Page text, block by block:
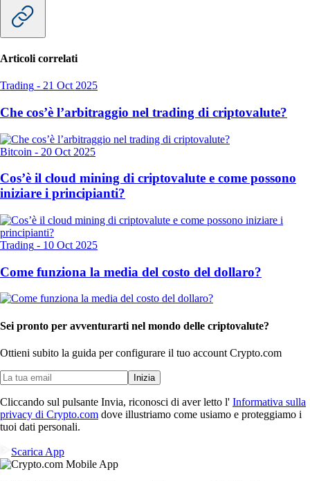
Articoli correlati
Trading - 21 Oct 2025
Che cos’è l’arbitraggio nel trading di criptovalute?
Bitcoin - 20 Oct 2025
Cos’è il cloud mining di criptovalute e come possono
iniziare i principianti?
Trading - 10 Oct 2025
Come funziona la media del costo del dollaro?
Sei pronto per avventurarti nel mondo delle criptovalute?
Ottieni subito la guida per configurare il tuo account Crypto.com
Inizia
Cliccando sul pulsante Invia, riconosci di aver letto l' Informativa sulla
privacy di Crypto.com dove illustriamo come usiamo e proteggiamo i
tuoi dati personali.
Scarica App